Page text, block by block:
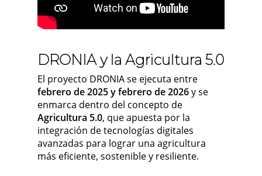
DRONIA y la Agricultura 5.0
El proyecto DRONIA se ejecuta entre
febrero de 2025 y febrero de 2026y se
enmarca dentro del concepto de
Agricultura 5.0, que apuesta por la
integración de tecnologías digitales
avanzadas para lograr una agricultura
más eficiente, sostenible y resiliente.